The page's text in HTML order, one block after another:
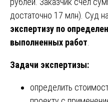
достаточно 17 млн). Суд
экспертизу по
выполненных работ
Задачи экспертизы:
определить